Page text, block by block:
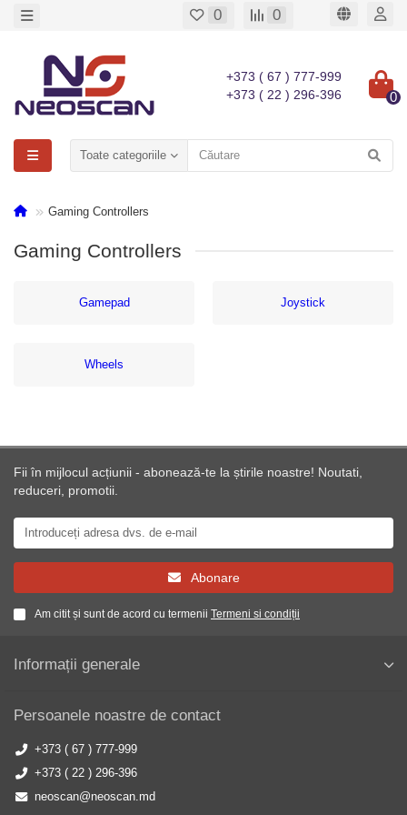
0 0
+373 ( 67 ) 777-999
+373 ( 22 ) 296-396
0
Toate categoriile
Gaming Controllers
Gaming Controllers
Gamepad Joystick
Wheels
Fii în mijlocul acțiunii - abonează-te la știrile noastre! Noutati,
reduceri, promotii.
Abonare
Am citit și sunt de acord cu termenii Termeni si condiții
Informații generale
Persoanele noastre de contact
+373 ( 67 ) 777-999
+373 ( 22 ) 296-396
neoscan@neoscan.md